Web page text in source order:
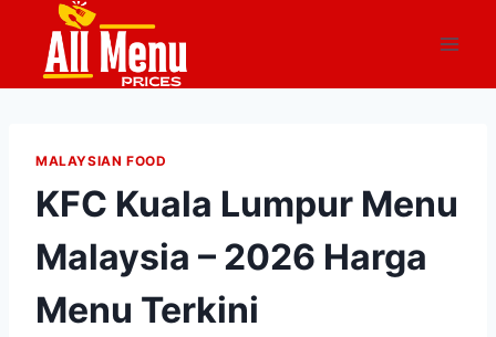
content
MALAYSIAN FOOD
KFC Kuala Lumpur Menu
Malaysia – 2026 Harga
Menu Terkini